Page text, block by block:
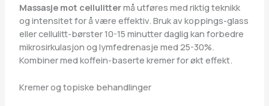
Massasje mot cellulittermå utføres med riktig teknikk
og intensitet for å være effektiv. Bruk av koppings-glass
eller cellulitt-børster 10-15 minutter daglig kan forbedre
mikrosirkulasjon og lymfedrenasje med 25-30%.
Kombiner med koffein-baserte kremer for økt effekt.
Kremer og topiske behandlinger